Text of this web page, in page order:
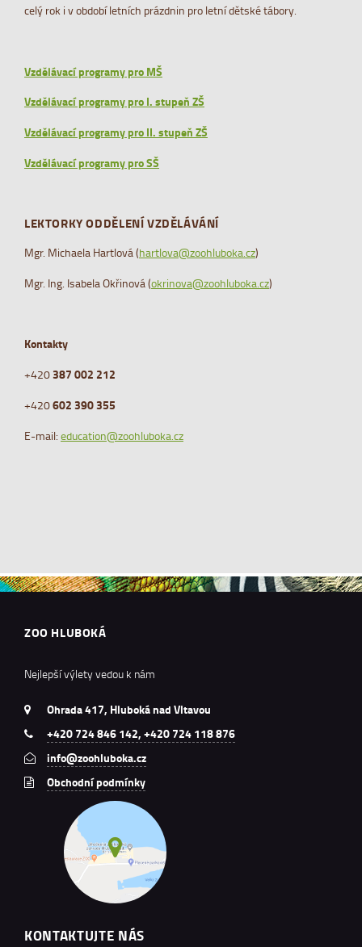
celý rok i v období letních prázdnin pro letní dětské tábory.
Vzdělávací programy pro MŠ
Vzdělávací programy pro I. stupeň ZŠ
Vzdělávací programy pro II. stupeň ZŠ
Vzdělávací programy pro SŠ
LEKTORKY ODDĚLENÍ VZDĚLÁVÁNÍ
Mgr. Michaela Hartlová (hartlova@zoohluboka.cz)
Mgr. Ing. Isabela Okřinová (okrinova@zoohluboka.cz)
Kontakty
+420387 002 212
+420602 390 355
E-mail: education@zoohluboka.cz
ZOO HLUBOKÁ
Nejlepší výlety vedou k nám
Ohrada 417, Hluboká nad Vltavou
+420 724 846 142, +420 724 118 876
info@zoohluboka.cz
Obchodní podmínky
KONTAKTUJTE NÁS